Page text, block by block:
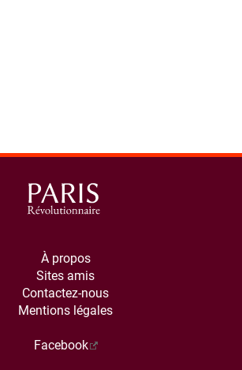
À propos
Sites amis
Contactez-nous
Mentions légales
Facebook